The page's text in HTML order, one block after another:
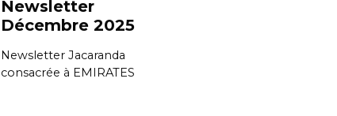
Newsletter
Décembre 2025
Newsletter Jacaranda
consacrée à EMIRATES